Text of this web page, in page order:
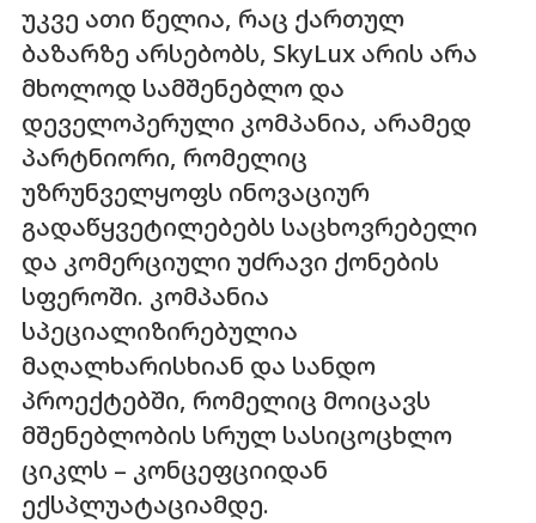
უკვე ათი წელია, რაც ქართულ
ბაზარზე არსებობს, SkyLux არის არა
მხოლოდ სამშენებლო და
დეველოპერული კომპანია, არამედ
პარტნიორი, რომელიც
უზრუნველყოფს ინოვაციურ
გადაწყვეტილებებს საცხოვრებელი
და კომერციული უძრავი ქონების
სფეროში. კომპანია
სპეციალიზირებულია
მაღალხარისხიან და სანდო
პროექტებში, რომელიც მოიცავს
მშენებლობის სრულ სასიცოცხლო
ციკლს – კონცეფციიდან
ექსპლუატაციამდე.